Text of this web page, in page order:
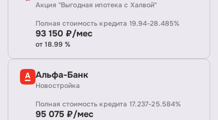
Акция "Выгодная ипотека с Халвой"
Полная стоимость кредита 19.94-28.485%
93 150 ₽/мес
от 18.99 %
Альфа-Банк
Новостройка
Полная стоимость кредита 17.237-25.584%
95 075 ₽/мес